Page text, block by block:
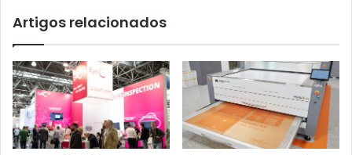
Artigos relacionados